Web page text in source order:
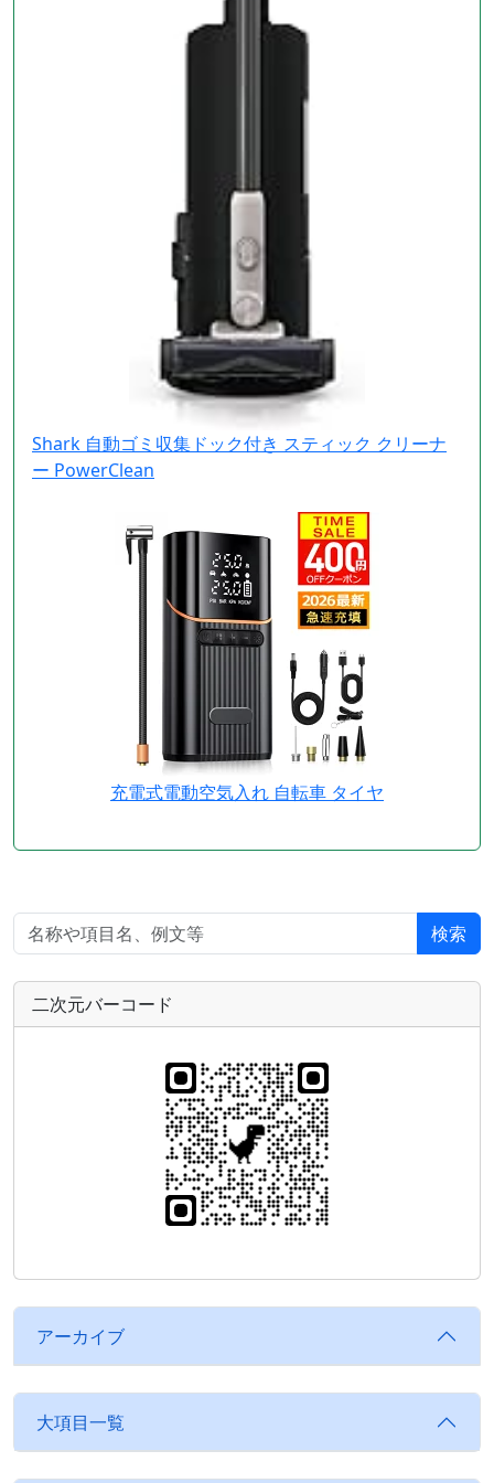
Shark 自動ゴミ収集ドック付き スティック クリーナ
ー PowerClean
充電式電動空気入れ 自転車 タイヤ
検索
二次元バーコード
アーカイブ
大項目一覧